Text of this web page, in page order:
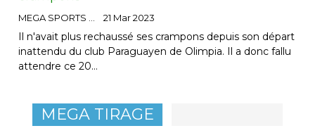
21 Mar 2023
Il n'avait plus rechaussé ses crampons depuis son départ
inattendu du club Paraguayen de Olimpia. Il a donc fallu
attendre ce 20…
MEGA TIRAGE